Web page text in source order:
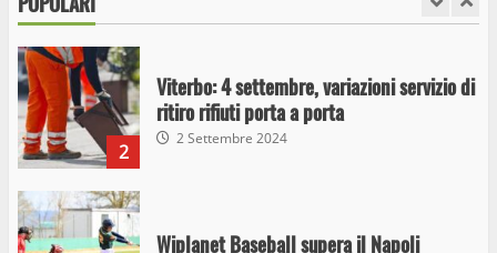
2
Viterbo: 4 settembre, variazioni servizio di
ritiro rifiuti porta a porta
2 Settembre 2024
Wiplanet Baseball supera il Napoli